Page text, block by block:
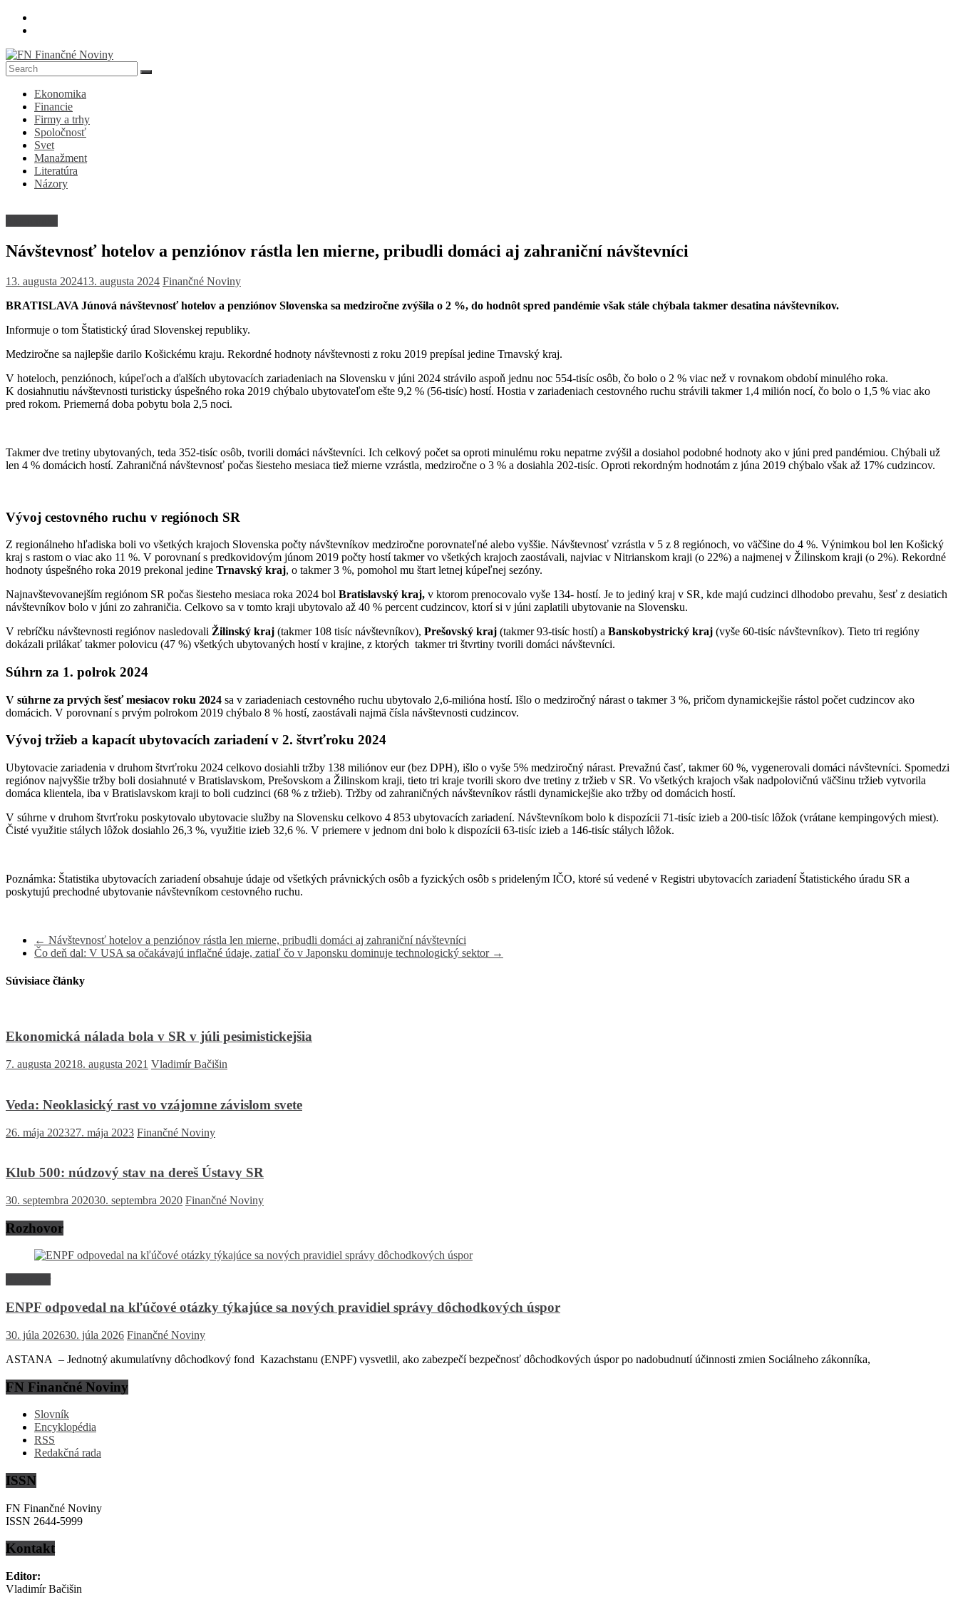
Skip
FN
Finančné
Noviny
Denník
ekonomike
spoločnosti
Ekonomika
Financie
Firmy a trhy
Spoločnosť
Svet
Manažment
Literatúra
Názory
Návštevnosť hotelov a penziónov rástla len mierne, pribudli domáci aj zahraniční návštevníci
13. augusta 202413. augusta 2024 Finančné Noviny
BRATISLAVA Júnová návštevnosť hotelov a penziónov Slovenska sa medziročne zvýšila o 2 %, do hodnôt spred pandémie však stále chýbala takmer desatina návštevníkov.
Informuje o tom Štatistický úrad Slovenskej republiky.
Medziročne sa najlepšie darilo Košickému kraju. Rekordné hodnoty návštevnosti z roku 2019 prepísal jedine Trnavský kraj.
V hoteloch, penziónoch, kúpeľoch a ďalších ubytovacích zariadeniach na Slovensku v júni 2024 strávilo aspoň jednu noc 554-tisíc osôb, čo bolo o 2 % viac než v rovnakom období minulého roka.
K dosiahnutiu návštevnosti turisticky úspešného roka 2019 chýbalo ubytovateľom ešte 9,2 % (56-tisíc) hostí. Hostia v zariadeniach cestovného ruchu strávili takmer 1,4 milión nocí, čo bolo o 1,5 % viac ako
pred rokom. Priemerná doba pobytu bola 2,5 noci.
Takmer dve tretiny ubytovaných, teda 352-tisíc osôb, tvorili domáci návštevníci. Ich celkový počet sa oproti minulému roku nepatrne zvýšil a dosiahol podobné hodnoty ako v júni pred pandémiou. Chýbali už
len 4 % domácich hostí. Zahraničná návštevnosť počas šiesteho mesiaca tiež mierne vzrástla, medziročne o 3 % a dosiahla 202-tisíc. Oproti rekordným hodnotám z júna 2019 chýbalo však až 17% cudzincov.
Vývoj cestovného ruchu v regiónoch SR
Z regionálneho hľadiska boli vo všetkých krajoch Slovenska počty návštevníkov medziročne porovnateľné alebo vyššie. Návštevnosť vzrástla v 5 z 8 regiónoch, vo väčšine do 4 %. Výnimkou bol len Košický
kraj s rastom o viac ako 11 %. V porovnaní s predkovidovým júnom 2019 počty hostí takmer vo všetkých krajoch zaostávali, najviac v Nitrianskom kraji (o 22%) a najmenej v Žilinskom kraji (o 2%). Rekordné
hodnoty úspešného roka 2019 prekonal jedine Trnavský kraj, o takmer 3 %, pomohol mu štart letnej kúpeľnej sezóny.
Najnavštevovanejším regiónom SR počas šiesteho mesiaca roka 2024 bol Bratislavský kraj, v ktorom prenocovalo vyše 134- hostí. Je to jediný kraj v SR, kde majú cudzinci dlhodobo prevahu, šesť z desiatich
návštevníkov bolo v júni zo zahraničia. Celkovo sa v tomto kraji ubytovalo až 40 % percent cudzincov, ktorí si v júni zaplatili ubytovanie na Slovensku.
V rebríčku návštevnosti regiónov nasledovali Žilinský kraj (takmer 108 tisíc návštevníkov), Prešovský kraj (takmer 93-tisíc hostí) a Banskobystrický kraj (vyše 60-tisíc návštevníkov). Tieto tri regióny
dokázali prilákať takmer polovicu (47 %) všetkých ubytovaných hostí v krajine, z ktorých takmer tri štvrtiny tvorili domáci návštevníci.
Súhrn za 1. polrok 2024
V súhrne za prvých šesť mesiacov roku 2024 sa v zariadeniach cestovného ruchu ubytovalo 2,6-milióna hostí. Išlo o medziročný nárast o takmer 3 %, pričom dynamickejšie rástol počet cudzincov ako
domácich. V porovnaní s prvým polrokom 2019 chýbalo 8 % hostí, zaostávali najmä čísla návštevnosti cudzincov.
Vývoj tržieb a kapacít ubytovacích zariadení v 2. štvrťroku 2024
Ubytovacie zariadenia v druhom štvrťroku 2024 celkovo dosiahli tržby 138 miliónov eur (bez DPH), išlo o vyše 5% medziročný nárast. Prevažnú časť, takmer 60 %, vygenerovali domáci návštevníci. Spomedzi
regiónov najvyššie tržby boli dosiahnuté v Bratislavskom, Prešovskom a Žilinskom kraji, tieto tri kraje tvorili skoro dve tretiny z tržieb v SR. Vo všetkých krajoch však nadpolovičnú väčšinu tržieb vytvorila
domáca klientela, iba v Bratislavskom kraji to boli cudzinci (68 % z tržieb). Tržby od zahraničných návštevníkov rástli dynamickejšie ako tržby od domácich hostí.
V súhrne v druhom štvrťroku poskytovalo ubytovacie služby na Slovensku celkovo 4 853 ubytovacích zariadení. Návštevníkom bolo k dispozícii 71-tisíc izieb a 200-tisíc lôžok (vrátane kempingových miest).
Čisté využitie stálych lôžok dosiahlo 26,3 %, využitie izieb 32,6 %. V priemere v jednom dni bolo k dispozícii 63-tisíc izieb a 146-tisíc stálych lôžok.
Poznámka: Štatistika ubytovacích zariadení obsahuje údaje od všetkých právnických osôb a fyzických osôb s prideleným IČO, ktoré sú vedené v Registri ubytovacích zariadení Štatistického úradu SR a
poskytujú prechodné ubytovanie návštevníkom cestovného ruchu.
← Návštevnosť hotelov a penziónov rástla len mierne, pribudli domáci aj zahraniční návštevníci
Čo deň dal: V USA sa očakávajú inflačné údaje, zatiaľ čo v Japonsku dominuje technologický sektor →
Súvisiace články
Ekonomická nálada bola v SR v júli pesimistickejšia
7. augusta 20218. augusta 2021 Vladimír Bačišin
Veda: Neoklasický rast vo vzájomne závislom svete
26. mája 202327. mája 2023 Finančné Noviny
Klub 500: núdzový stav na dereš Ústavy SR
30. septembra 202030. septembra 2020 Finančné Noviny
Rozhovor
ENPF odpovedal na kľúčové otázky týkajúce sa nových pravidiel správy dôchodkových úspor
30. júla 202630. júla 2026 Finančné Noviny
ASTANA – Jednotný akumulatívny dôchodkový fond Kazachstanu (ENPF) vysvetlil, ako zabezpečí bezpečnosť dôchodkových úspor po nadobudnutí účinnosti zmien Sociálneho zákonníka,
FN Finančné Noviny
Slovník
Encyklopédia
RSS
Redakčná rada
ISSN
FN Finančné Noviny
ISSN 2644-5999
Kontakt
Editor:
Vladimír Bačišin